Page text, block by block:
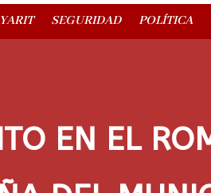
SEGURIDAD POLÍTICA
EN EL